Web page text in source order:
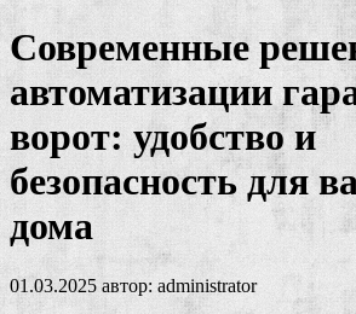
Современные
автоматизации
ворот: удобство и
безопасность для
дома
01.03.2025 автор: administrator